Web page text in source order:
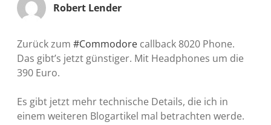
Robert Lender
Zurück zum #Commodore callback 8020 Phone.
Das gibt’s jetzt günstiger. Mit Headphones um die
390 Euro.
Es gibt jetzt mehr technische Details, die ich in
einem weiteren Blogartikel mal betrachten werde.